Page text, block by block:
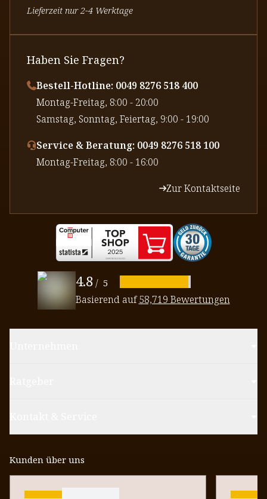
Lieferzeit nur 2-4 Werktage
Haben Sie Fragen?
Bestell-Hotline: 0049 8276 518 400
⁠Montag-Freitag, 8:00 - 20:00
⁠Samstag, Sonntag, Feiertag, 9:00 - 19:00
Service & Beratung: 0049 8276 518 100
⁠Montag-Freitag, 8:00 - 16:00
Zur Kontaktseite
4.8 / 5
Basierend auf58,719 Bewertungen
Kunden über uns